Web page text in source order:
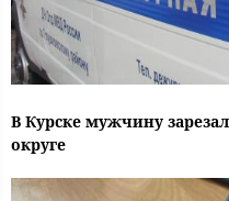
В Курске мужчину
округе